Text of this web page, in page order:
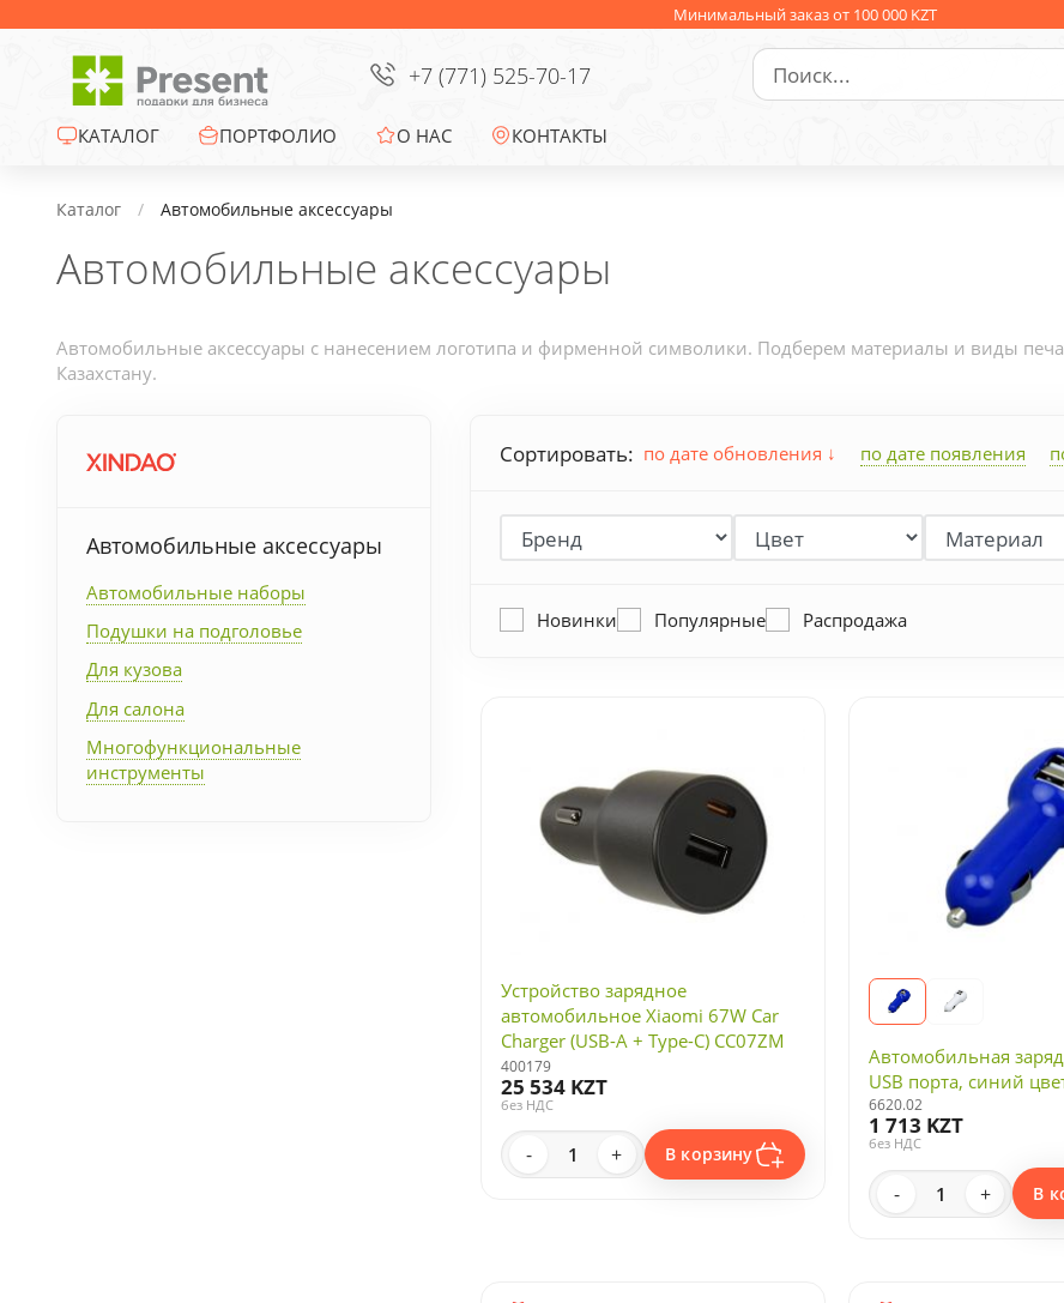
Минимальный заказ от 100 000 KZT
+7 (771) 525-70-17
КАТАЛОГ
Офисные сувениры
Зонты
Промо-сувениры
Электроника
Ежедневники
Сувениры к
Подарочные наборы
Личные аксессуары
Деловые подарки
ПОРТФОЛИО О НАС КОНТАКТЫ
Каталог Автомобильные аксессуары
Автомобильные аксессуары
Автомобильные аксессуары с нанесением логотипа и фирменной символики. Подберем материалы и виды
Казахстану.
Автомобильные аксессуары
Автомобильные наборы
Подушки на подголовье
Для кузова
Для салона
Многофункциональные
инструменты
Сортировать: по дате обновления по дате появления
Новинки Популярные Распродажа
Устройство зарядное
автомобильное Xiaomi 67W Car
Charger (USB-A + Type-C) CC07ZM
(BHR6814GL)
400179
25 534 KZT
без НДС
- + В корзину
Автомобильная
USB порта, синий
6620.02
1 713 KZT
без НДС
- + В